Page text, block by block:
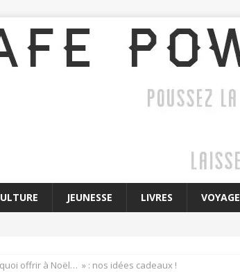
JEUNESSE LIVRES VOYAGE
offrir à Noël… » : nos idées cadeaux !